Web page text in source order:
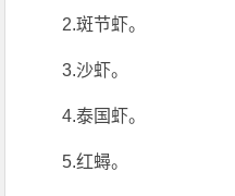
2.斑节虾。
3.沙虾。
4.泰国虾。
5.红蟳。